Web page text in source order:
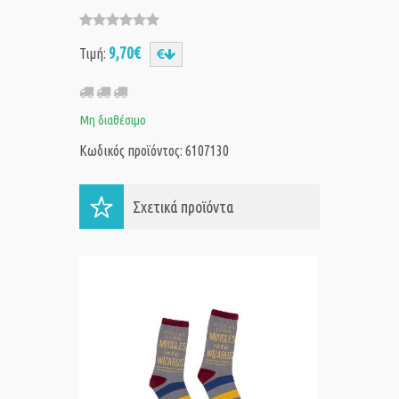
Τιμή: 9,70€
Μη διαθέσιμο
Κωδικός προϊόντος: 6107130
Σχετικά προϊόντα